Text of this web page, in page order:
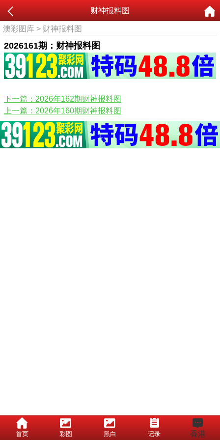
首页 彩图 黑白 记录 香港
财神报料图
澳彩图库 > 财神报料图
2026161期：财神报料图
下一篇：2026年162期财神报料图
上一篇：2026年160期财神报料图